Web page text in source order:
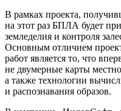
В рамках проекта,
на этот раз БПЛА будет
земледелия и контроля
Основным отличием
работ является то, что
не двумерные карты
а также технологии
и распознавания образов.